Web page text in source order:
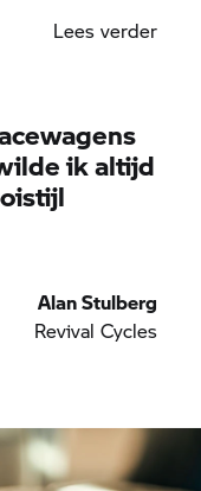
Alan
motor.
Lees verder
ik altijd
Alan Stulberg
Revival Cycles